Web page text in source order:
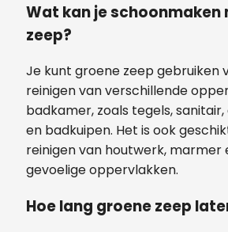
Wat kan je schoonmaken
zeep?
Je kunt groene zeep gebruiken
reinigen van verschillende
badkamer, zoals tegels,
en badkuipen. Het is ook
reinigen van houtwerk, marmer
gevoelige oppervlakken.
Hoe lang groene zeep